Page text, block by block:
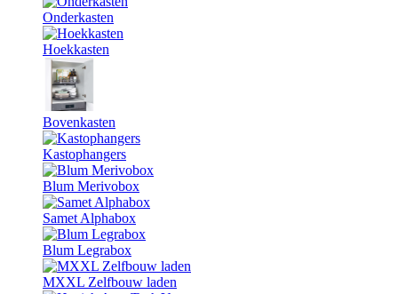
Onderkasten
Hoekkasten
Bovenkasten
Kastophangers
Blum Merivobox
Samet Alphabox
Blum Legrabox
MXXL Zelfbouw laden